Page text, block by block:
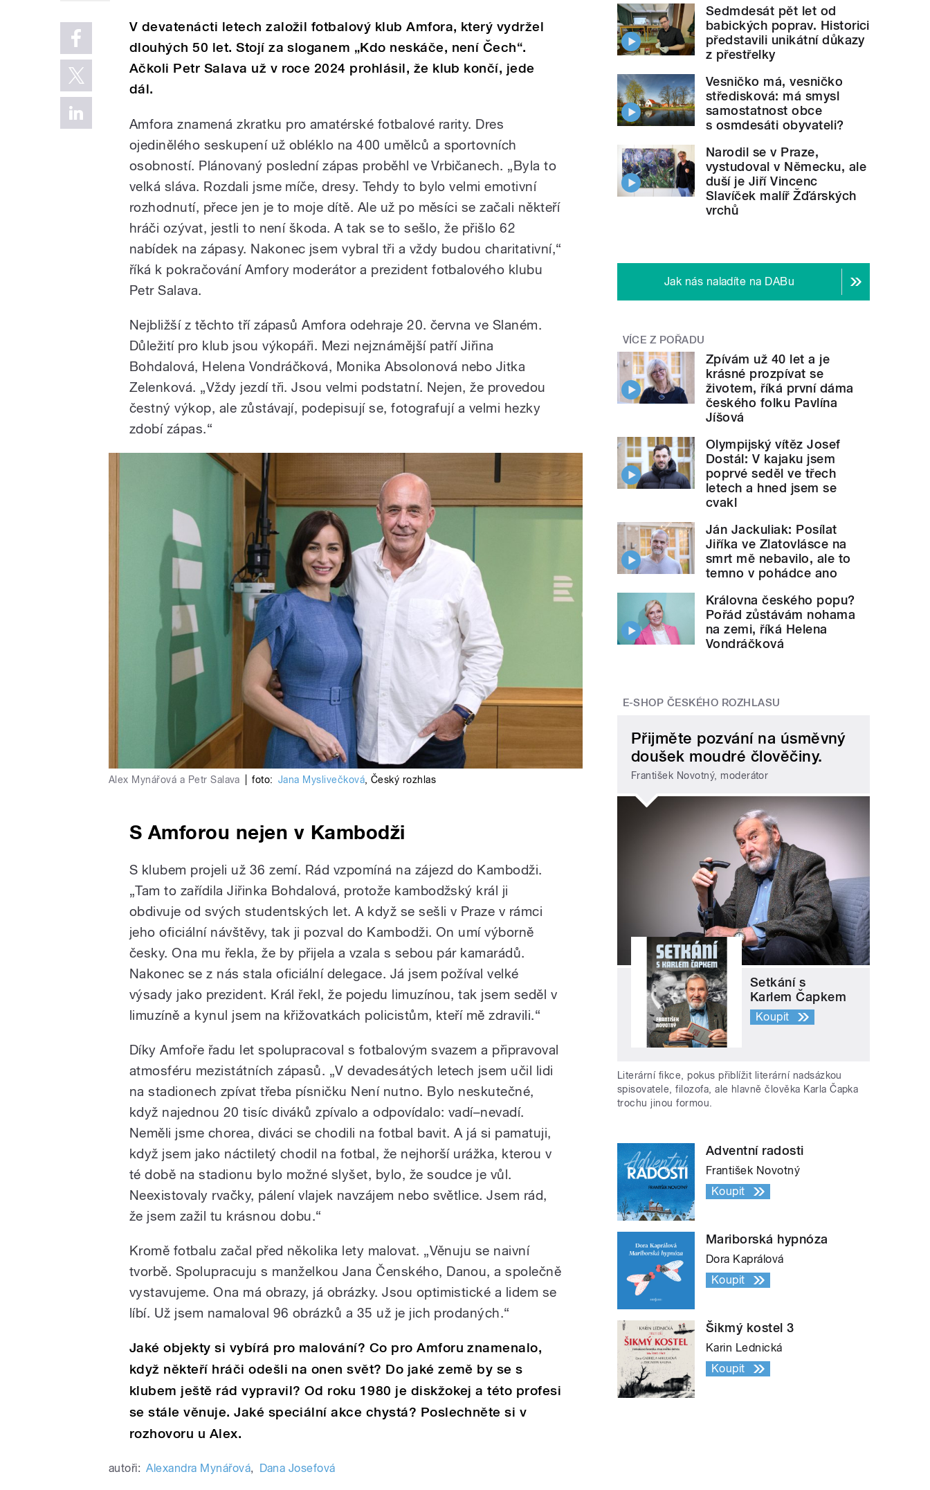
V devatenácti letech založil fotbalový klub Amfora, který vydržel
dlouhých 50 let. Stojí za sloganem „Kdo neskáče, není Čech“.
Ačkoli Petr Salava už v roce 2024 prohlásil, že klub končí, jede
dál.
Amfora znamená zkratku pro amatérské fotbalové rarity. Dres
ojedinělého seskupení už obléklo na 400 umělců a sportovních
osobností. Plánovaný poslední zápas proběhl ve Vrbičanech. „Byla to
velká sláva. Rozdali jsme míče, dresy. Tehdy to bylo velmi emotivní
rozhodnutí, přece jen je to moje dítě. Ale už po měsíci se začali někteří
hráči ozývat, jestli to není škoda. A tak se to sešlo, že přišlo 62
nabídek na zápasy. Nakonec jsem vybral tři a vždy budou charitativní,“
říká k pokračování Amfory moderátor a prezident fotbalového klubu
Petr Salava.
Nejbližší z těchto tří zápasů Amfora odehraje 20. června ve Slaném.
Důležití pro klub jsou výkopáři. Mezi nejznámější patří Jiřina
Bohdalová, Helena Vondráčková, Monika Absolonová nebo Jitka
Zelenková. „Vždy jezdí tři. Jsou velmi podstatní. Nejen, že provedou
čestný výkop, ale zůstávají, podepisují se, fotografují a velmi hezky
zdobí zápas.“
Alex Mynářová a Petr Salava foto: Jana Myslivečková, Český rozhlas
S Amforou nejen v Kambodži
S klubem projeli už 36 zemí. Rád vzpomíná na zájezd do Kambodži.
„Tam to zařídila Jiřinka Bohdalová, protože kambodžský král ji
obdivuje od svých studentských let. A když se sešli v Praze v rámci
jeho oficiální návštěvy, tak ji pozval do Kambodži. On umí výborně
česky. Ona mu řekla, že by přijela a vzala s sebou pár kamarádů.
Nakonec se z nás stala oficiální delegace. Já jsem požíval velké
výsady jako prezident. Král řekl, že pojedu limuzínou, tak jsem seděl v
limuzíně a kynul jsem na křižovatkách policistům, kteří mě zdravili.“
Díky Amfoře řadu let spolupracoval s fotbalovým svazem a připravoval
atmosféru mezistátních zápasů. „V devadesátých letech jsem učil lidi
na stadionech zpívat třeba písničku Není nutno. Bylo neskutečné,
když najednou 20 tisíc diváků zpívalo a odpovídalo: vadí–nevadí.
Neměli jsme chorea, diváci se chodili na fotbal bavit. A já si pamatuji,
když jsem jako náctiletý chodil na fotbal, že nejhorší urážka, kterou v
té době na stadionu bylo možné slyšet, bylo, že soudce je vůl.
Neexistovaly rvačky, pálení vlajek navzájem nebo světlice. Jsem rád,
že jsem zažil tu krásnou dobu.“
Kromě fotbalu začal před několika lety malovat. „Věnuju se naivní
tvorbě. Spolupracuju s manželkou Jana Čenského, Danou, a společně
vystavujeme. Ona má obrazy, já obrázky. Jsou optimistické a lidem se
líbí. Už jsem namaloval 96 obrázků a 35 už je jich prodaných.“
Jaké objekty si vybírá pro malování? Co pro Amforu znamenalo,
když někteří hráči odešli na onen svět? Do jaké země by se s
klubem ještě rád vypravil? Od roku 1980 je diskžokej a této profesi
se stále věnuje. Jaké speciální akce chystá? Poslechněte si v
rozhovoru u Alex.
autoři: Alexandra Mynářová, Dana Josefová
Sedmdesát pět let od
babických poprav. Historici
představili unikátní důkazy
z přestřelky
Vesničko má, vesničko
středisková: má smysl
samostatnost obce
s osmdesáti obyvateli?
Narodil se v Praze,
vystudoval v Německu, ale
duší je Jiří Vincenc
Slavíček malíř Žďárských
vrchů
Jak nás naladíte na DABu
VÍCE Z POŘADU
Zpívám už 40 let a je
krásné prozpívat se
životem, říká první dáma
českého folku Pavlína
Jíšová
Olympijský vítěz Josef
Dostál: V kajaku jsem
poprvé seděl ve třech
letech a hned jsem se
cvakl
Ján Jackuliak: Posílat
Jiříka ve Zlatovlásce na
smrt mě nebavilo, ale to
temno v pohádce ano
Královna českého popu?
Pořád zůstávám nohama
na zemi, říká Helena
Vondráčková
E-SHOP ČESKÉHO ROZHLASU
Přijměte pozvání na úsměvný
doušek moudré člověčiny.
František Novotný, moderátor
Setkání s
Karlem Čapkem
Koupit
Literární fikce, pokus přiblížit literární nadsázkou
spisovatele, filozofa, ale hlavně člověka Karla Čapka
trochu jinou formou.
Adventní radosti
František Novotný
Koupit
Mariborská hypnóza
Dora Kaprálová
Koupit
Šikmý kostel 3
Karin Lednická
Koupit